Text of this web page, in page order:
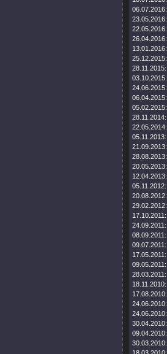
06.07.2016:
23.05.2016:
22.05.2016:
26.04.2016:
13.01.2016:
25.12.2015:
28.11.2015:
03.10.2015:
24.06.2015:
06.04.2015:
05.02.2015:
28.11.2014:
22.05.2014:
05.11.2013:
21.09.2013:
28.08.2013:
20.05.2013:
12.04.2013:
05.11.2012:
20.08.2012:
29.02.2012:
17.10.2011:
24.09.2011:
08.09.2011:
09.07.2011:
17.05.2011:
09.05.2011:
28.03.2011:
18.11.2010:
17.08.2010:
24.06.2010:
24.06.2010:
30.04.2010:
09.04.2010:
30.03.2010: